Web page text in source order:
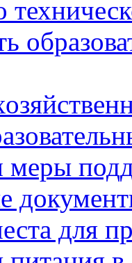
меры
для